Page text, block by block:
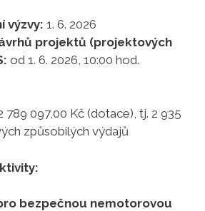
výzvy: 1. 6. 2026
projektů (projektových
od 1. 6. 2026, 10:00 hod.
789 097,00 Kč (dotace), tj. 2 935
způsobilých výdajů
bezpečnou nemotorovou